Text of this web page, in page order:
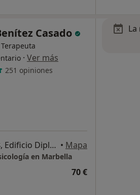
Casado
· Ver más
251 opiniones
Calle Alonso de Bazán nº 8, Edificio Diplomático, Primera Planta, Oficina 2. Marbella., Marbella • Mapa
en Marbella
70 €